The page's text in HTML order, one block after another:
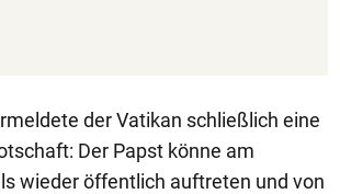
der Vatikan schließlich eine
Der Papst könne am
wieder öffentlich auftreten und von